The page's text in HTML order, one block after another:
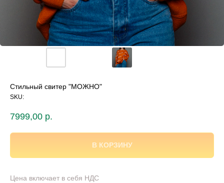
Стильный свитер "МОЖНО"
SKU:
7999,00 р.
В КОРЗИНУ
Цена включает в себя НДС